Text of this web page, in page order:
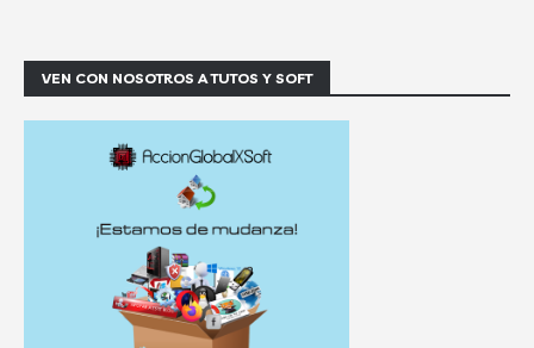
VEN CON NOSOTROS A TUTOS Y SOFT